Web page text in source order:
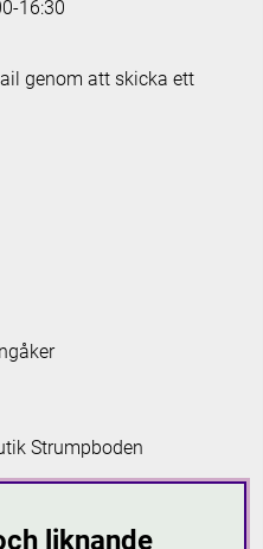
16:30
genom att skicka ett
Strumpboden
- 16.30
liknande